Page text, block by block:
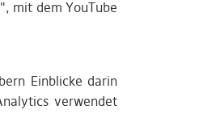
mit dem YouTube
Einblicke darin
verwendet